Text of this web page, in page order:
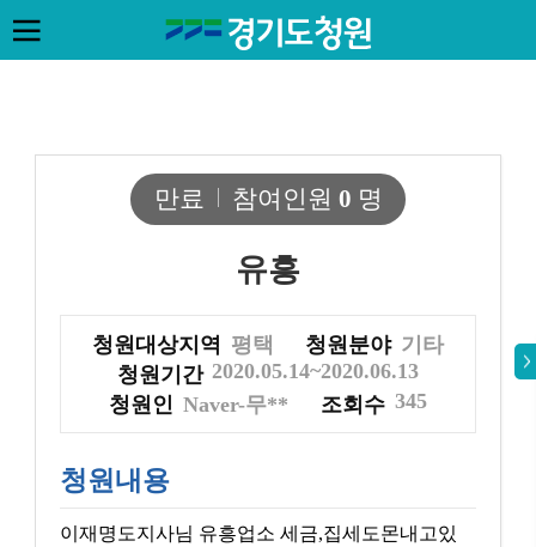
만료 참여인원 0 명
유흥
청원대상지역 평택 청원분야 기타
청원기간 2020.05.14~2020.06.13
청원인 Naver-무** 조회수 345
청원내용
이재명도지사님 유흥업소 세금,집세도몬내고있